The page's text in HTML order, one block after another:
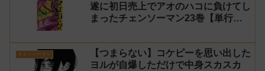
遂に初日売上でアオのハコに負けてし
まったチェンソーマン23巻【単行
チェンソーマン
【つまらない】コケピーを思い出した
ヨルが自爆しただけで中身スカスカ